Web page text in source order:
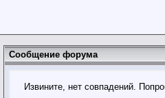
Сообщение форума
Извините, нет совпадений.